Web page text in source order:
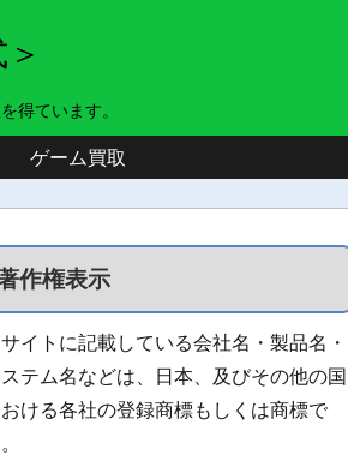
得ています。
ゲーム買取
作権表示
イトに記載している会社名・製品名・
テム名などは、日本、及びその他の国
ける各社の登録商標もしくは商標で